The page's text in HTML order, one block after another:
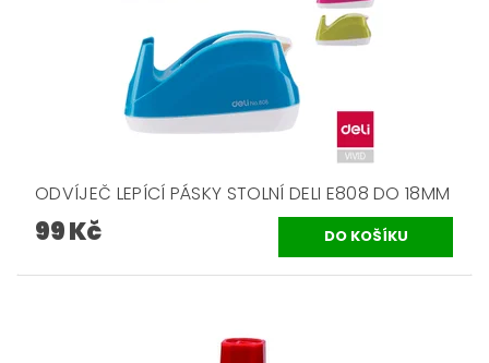
ODVÍJEČ LEPÍCÍ PÁSKY STOLNÍ DELI E808 DO 18MM
99 Kč